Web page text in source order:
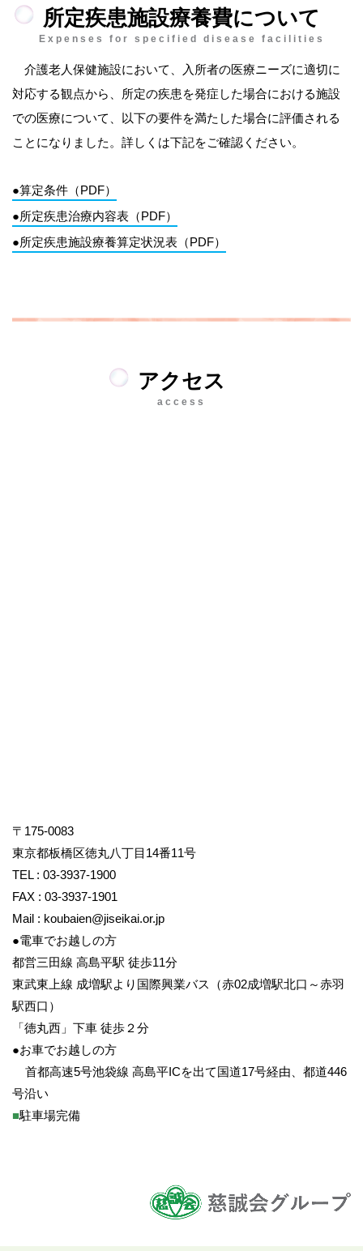
所定疾患施設療養費について
Expenses for specified disease facilities
介護老人保健施設において、入所者の医療ニーズに適切に
対応する観点から、所定の疾患を発症した場合における施設
での医療について、以下の要件を満たした場合に評価される
ことになりました。詳しくは下記をご確認ください。
●算定条件（PDF）
●所定疾患治療内容表（PDF）
●所定疾患施設療養算定状況表（PDF）
アクセス
access
〒175-0083
東京都板橋区徳丸八丁目14番11号
TEL : 03-3937-1900
FAX : 03-3937-1901
Mail : koubaien@jiseikai.or.jp
●電車でお越しの方
都営三田線 高島平駅 徒歩11分
東武東上線 成増駅より国際興業バス（赤02成増駅北口～赤羽
駅西口）
「徳丸西」下車 徒歩２分
●お車でお越しの方
首都高速5号池袋線 高島平ICを出て国道17号経由、都道446
号沿い
■駐車場完備